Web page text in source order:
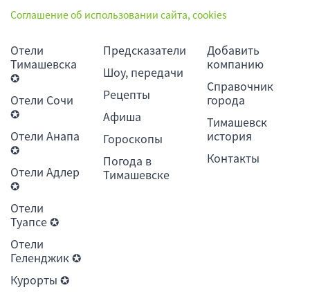
Соглашение об использовании сайта, cookies
Отели
Тимашевска
✪
Отели Сочи
✪
Отели Анапа
✪
Отели Адлер
✪
Отели
Туапсе ✪
Отели
Геленджик ✪
Курорты ✪
Предсказатели
Шоу, передачи
Рецепты
Афиша
Гороскопы
Погода в
Тимашевске
Добавить
компанию
Справочник
города
Тимашевск
история
Контакты